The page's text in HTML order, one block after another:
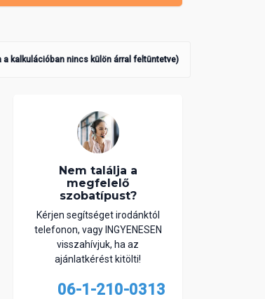
kalkulációban nincs külön árral feltüntetve)
Nem találja a
megfelelő
szobatípust?
Kérjen segítséget irodánktól
telefonon, vagy INGYENESEN
visszahívjuk, ha az
ajánlatkérést kitölti!
06-1-210-0313